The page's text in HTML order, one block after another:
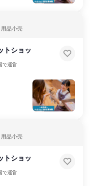
品小売
トショッ
で運営
品小売
トショッ
で運営